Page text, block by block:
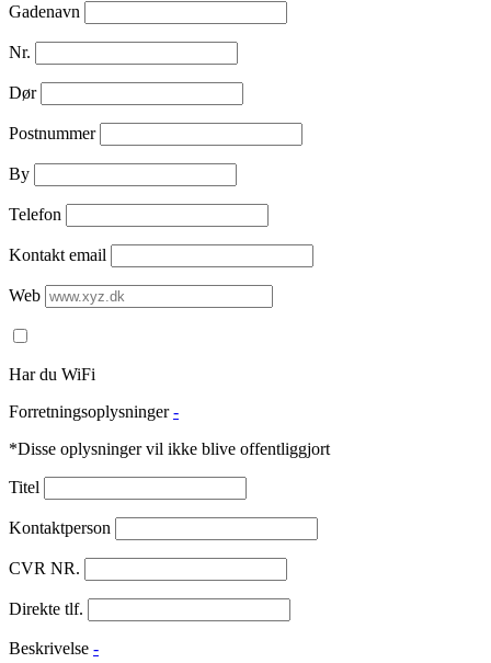
Gadenavn
Nr.
Dør
Postnummer
By
Telefon
Kontakt email
Web
Har du WiFi
Forretningsoplysninger -
*Disse oplysninger vil ikke blive offentliggjort
Titel
Kontaktperson
CVR NR.
Direkte tlf.
Beskrivelse -